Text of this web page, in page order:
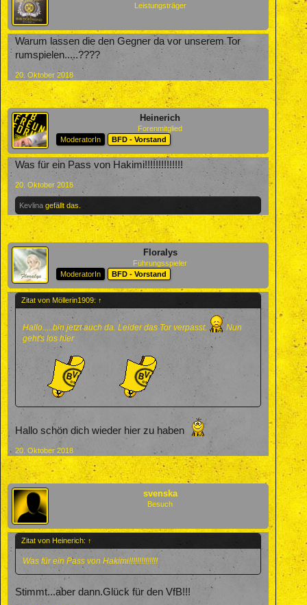
Leistungsträger
Warum lassen die den Gegner da vor unserem Tor
rumspielen.....????
20. Oktober 2018
Heinerich
Forenmitglied
ModeratorIn
BFD - Vorstand
Was für ein Pass von Hakimi!!!!!!!!!!!!!!
20. Oktober 2018
Kevlina gefällt das.
Floralys
Führungsspieler
ModeratorIn
BFD - Vorstand
Zitat von Möllerin1909: ↑
Hallo.....bin jetzt auch da. Leider das Tor verpasst.
Nun
geht's los hier
Hallo schön dich wieder hier zu haben
20. Oktober 2018
svenska
Besuch
Zitat von Heinerich: ↑
Was für ein Pass von Hakimi!!!!!!!!!!!!!!
Stimmt...aber dann.Glück für den VfB!!!